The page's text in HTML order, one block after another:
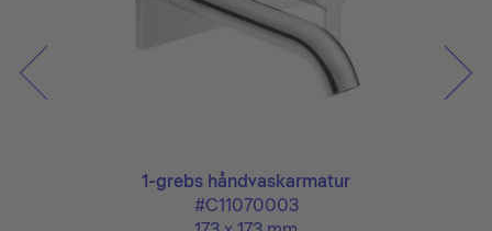
1-grebs håndvaskarmatur
#C11070003